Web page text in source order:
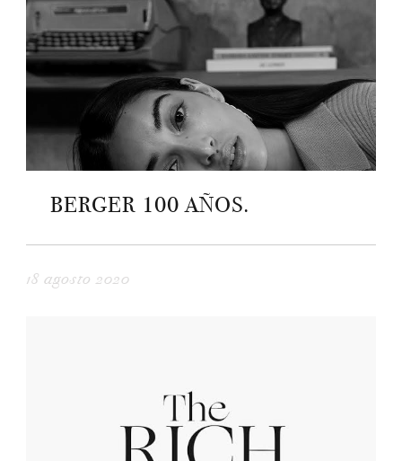
BERGER 100 AÑOS.
18 agosto 2020